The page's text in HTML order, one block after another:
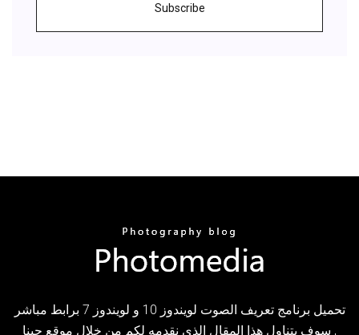
Subscribe
تحميل برنامج تعريف الصوت لويندوز 10 و لويندوز 7 برابط مباشر
, سوف يتناول هذا المقال الذي نقدمه لكم من خلال موقع جبنا